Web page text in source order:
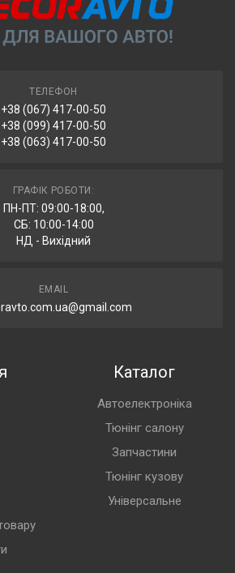
ТЕЛЕФОН
+38 (067) 417-00-50
+38 (099) 417-00-50
+38 (063) 417-00-50
ГРАФІК РОБОТИ:
ПН-ПТ: 09:00-18:00,
СБ: 10:00-14:00
НД - Вихідний
EMAIL
Каталог
Автоелектроніка
Тюнінг салону
Запчастини
Тюнінг кузову
Універсальне